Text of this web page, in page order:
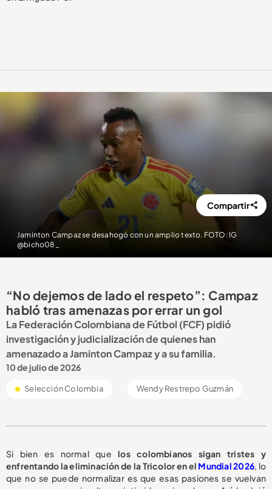
Jaminton Campaz se desahogó con un amplio texto. FOTO: IG
@bicho08_
Compartir
“No dejemos de lado el respeto”: Campaz
habló tras amenazas por errar un gol
La Federación Colombiana de Fútbol (FCF) pidió
investigación y judicialización de quienes han
amenazado a Jaminton Campaz y a su familia.
10 de julio de 2026
Selección Colombia Wendy Restrepo Guzmán
Si bien es normal que los colombianos sigan tristes y
enfrentando la eliminación de la Tricolor en el Mundial 2026, lo
que no se puede normalizar es que esas pasiones se vuelvan